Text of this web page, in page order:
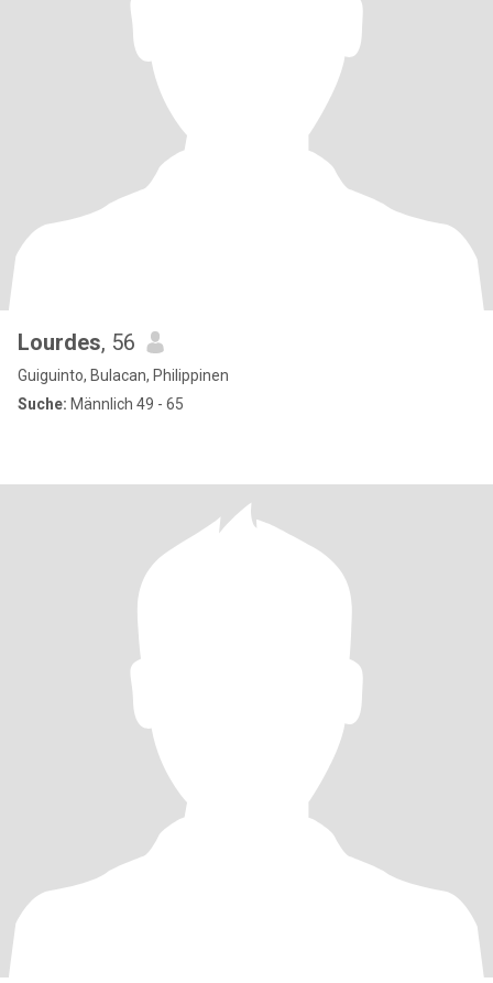
Lourdes, 56
Guiguinto, Bulacan, Philippinen
Suche: Männlich 49 - 65